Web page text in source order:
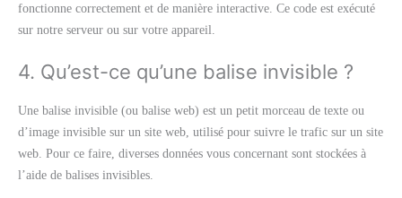
fonctionne correctement et de manière interactive. Ce code est exécuté
sur notre serveur ou sur votre appareil.
4. Qu’est-ce qu’une balise invisible ?
Une balise invisible (ou balise web) est un petit morceau de texte ou
d’image invisible sur un site web, utilisé pour suivre le trafic sur un site
web. Pour ce faire, diverses données vous concernant sont stockées à
l’aide de balises invisibles.